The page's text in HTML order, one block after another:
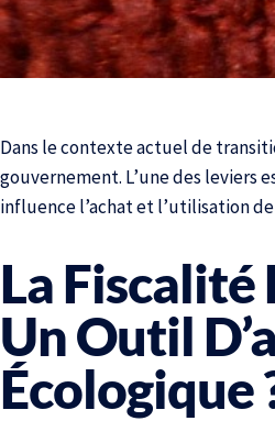
Dans le contexte actuel de
gouvernement. L’une des leviers
influence l’achat et l’utilisation
La Fiscalité
Un Outil
Écologique